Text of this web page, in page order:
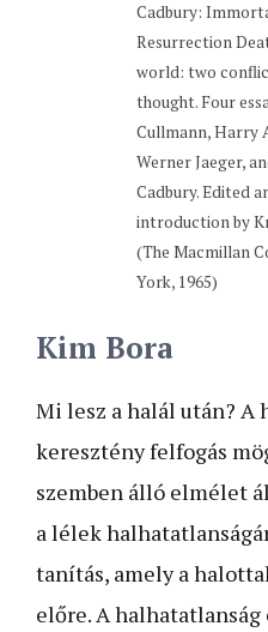
Cadbury:
Resurrection
world: two
thought. Four
Cullmann, Harry
Werner Jaeger,
Cadbury. Edited
introduction by
(The Macmillan
York, 1965)
Kim Bora
Mi lesz a halál után? A
keresztény felfogás
szemben álló elmélet
a lélek
tanítás, amely a
előre. A halhatatlanság